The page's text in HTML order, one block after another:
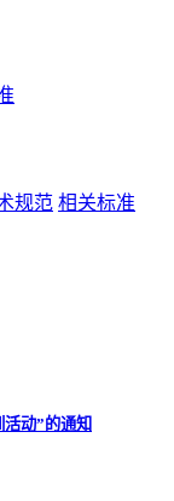
规范 相关标准
动”的通知